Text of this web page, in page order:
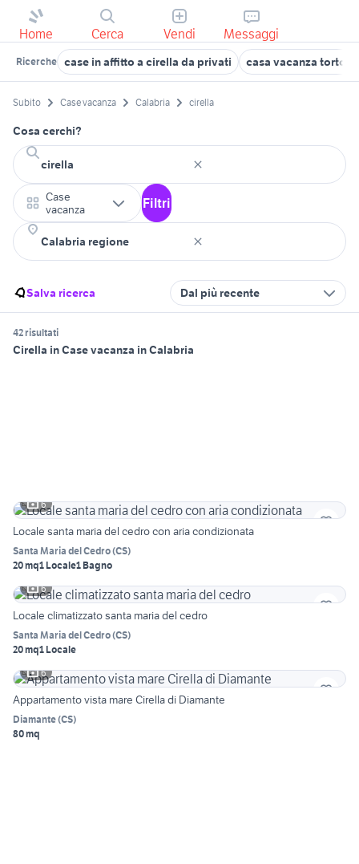
Home Cerca Vendi Messaggi
Ricerche case in affitto a cirella da privati casa vacanza tortora
Subito Case vacanza Calabria cirella
Cosa cerchi?
Case
vacanza
Filtri
Salva ricerca Dal più recente
42 risultati
Cirella in Case vacanza in Calabria
6
Locale santa maria del cedro con aria condizionata
Santa Maria del Cedro(CS)
20 mq1 Locale1 Bagno
6
Locale climatizzato santa maria del cedro
Santa Maria del Cedro(CS)
20 mq1 Locale
6
Appartamento vista mare Cirella di Diamante
Diamante(CS)
80 mq